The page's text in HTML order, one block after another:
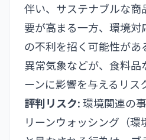
伴い、サステナブルな商
要が高まる一方、環境対
の不利を招く可能性があ
異常気象などが、食料品
ーンに影響を与えるリス
評判リスク:環境関連の
リーンウォッシング（環